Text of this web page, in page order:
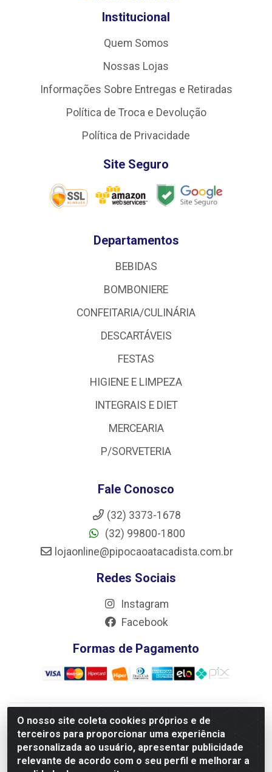
O nosso site coleta cookies próprios e de
terceiros para proporcionar uma experiência
personalizada ao usuário, apresentar publicidade
relevante de acordo com o seu perfil e melhorar a
Institucional
Quem Somos
Nossas Lojas
Informações Sobre Entregas e Retiradas
Política de Troca e Devolução
Política de Privacidade
Site Seguro
Departamentos
BEBIDAS
BOMBONIERE
CONFEITARIA/CULINÁRIA
DESCARTÁVEIS
FESTAS
HIGIENE E LIMPEZA
INTEGRAIS E DIET
MERCEARIA
P/SORVETERIA
Fale Conosco
(32) 3373-1678
(32) 99800-1800
lojaonline@pipocaoatacadista.com.br
Redes Sociais
Instagram
Facebook
Formas de Pagamento
JRS Distribuição e Logística LTDA - Rua Antônio do
Sacramento Torga 70, Vila Nossa Senhora de Fatima - São
João Del Rei/MG - CEP 36305-334 - CNPJ 66.194.085/0001-
02